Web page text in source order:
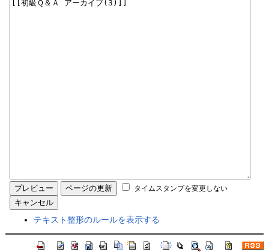
タイムスタンプを変更しない
テキスト整形のルールを表示する